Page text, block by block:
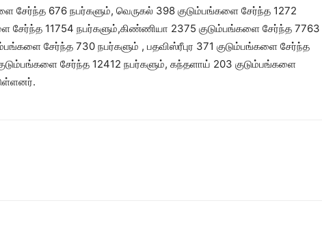
சேர்ந்த 676 நபர்களும், வெருகல் 398 குடும்பங்களை சேர்ந்த 1272
சேர்ந்த 11754 நபர்களும்,கிண்ணியா 2375 குடும்பங்களை சேர்ந்த 7763
சேர்ந்த 730 நபர்களும் , பதவிஸ்ரீபுர 371 குடும்பங்களை சேர்ந்த
சேர்ந்த 12412 நபர்களும், கந்தளாய் 203 குடும்பங்களை